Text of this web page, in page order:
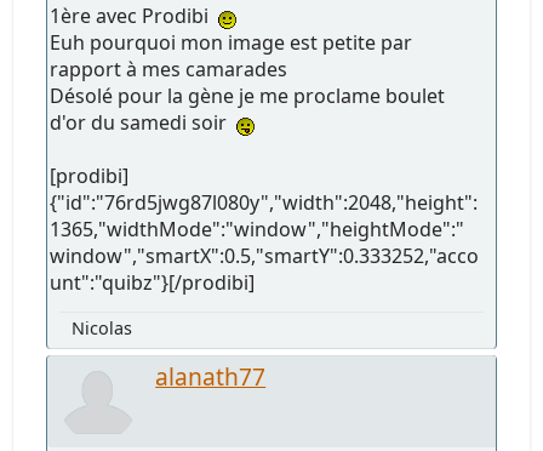
1ère avec Prodibi
Euh pourquoi mon image est petite par
rapport à mes camarades
Désolé pour la gène je me proclame boulet
d'or du samedi soir
[prodibi]
{"id":"76rd5jwg87l080y","width":2048,"height":
1365,"widthMode":"window","heightMode":"
window","smartX":0.5,"smartY":0.333252,"acco
unt":"quibz"}[/prodibi]
Nicolas
alanath77